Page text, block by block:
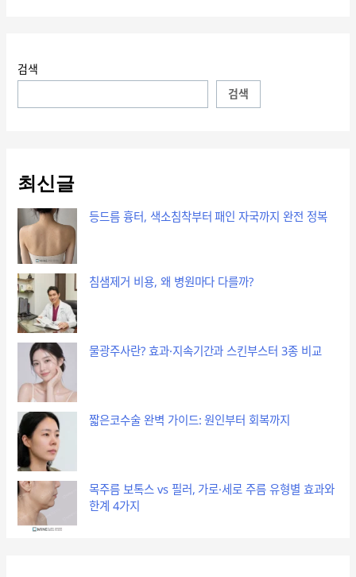
부
관
지
검색
검색
최신글
등드름 흉터, 색소침착부터 패인 자국까지 완전 정복
침샘제거 비용, 왜 병원마다 다를까?
물광주사란? 효과·지속기간과 스킨부스터 3종 비교
짧은코수술 완벽 가이드: 원인부터 회복까지
목주름 보톡스 vs 필러, 가로·세로 주름 유형별 효과와
한계 4가지